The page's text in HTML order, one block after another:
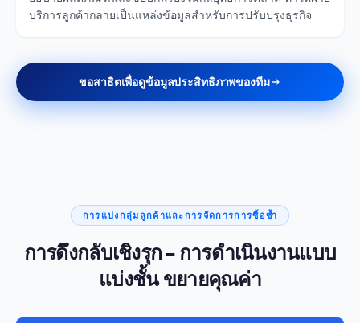
บริการลูกค้ากลายเป็นแหล่งข้อมูลสำหรับการปรับปรุงธุรกิจ
ขอสาธิตเพื่อดูข้อมูลประสิทธิภาพของทีม
การแบ่งกลุ่มลูกค้าและการจัดการการซื้อซ้ำ
การดึงกลับเชิงรุก – การดำเนินงานแบบ
แบ่งชั้น ขยายคุณค่า